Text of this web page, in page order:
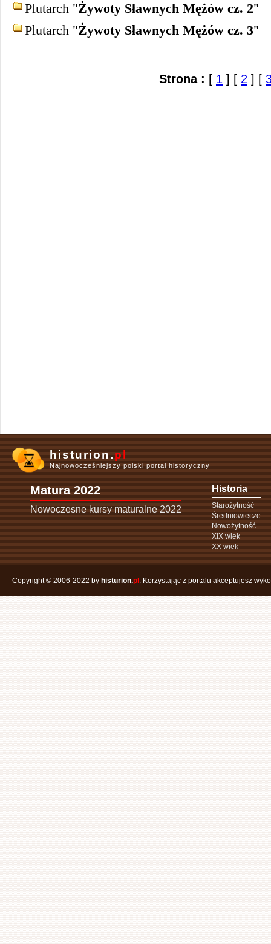
Plutarch "Żywoty Sławnych Mężów cz. 2"
Plutarch "Żywoty Sławnych Mężów cz. 3"
Strona : [ 1 ] [ 2 ] [
histurion.pl
Najnowocześniejszy polski portal historyczny
Matura 2022
Nowoczesne kursy maturalne 2022
Historia
Starożytność
Średniowiecze
Nowożytność
XIX wiek
XX wiek
Copyright © 2006-2022 by histurion.pl . Korzystając z portalu akceptujesz